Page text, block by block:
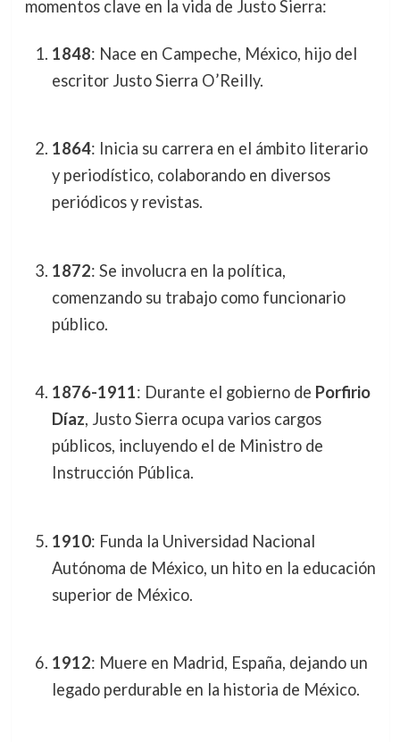
momentos clave en la vida de Justo Sierra:
1848: Nace en Campeche, México, hijo del
escritor Justo Sierra O’Reilly.
1864: Inicia su carrera en el ámbito literario
y periodístico, colaborando en diversos
periódicos y revistas.
1872: Se involucra en la política,
comenzando su trabajo como funcionario
público.
1876-1911: Durante el gobierno de Porfirio
Díaz, Justo Sierra ocupa varios cargos
públicos, incluyendo el de Ministro de
Instrucción Pública.
1910: Funda la Universidad Nacional
Autónoma de México, un hito en la educación
superior de México.
1912: Muere en Madrid, España, dejando un
legado perdurable en la historia de México.